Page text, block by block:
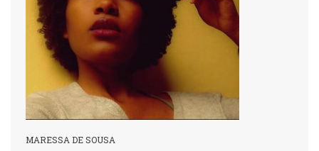
MARESSA DE SOUSA